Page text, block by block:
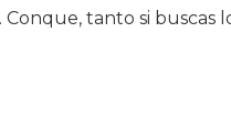
tanto si buscas